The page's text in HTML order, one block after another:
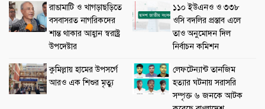
রাঙামাটি ও খাগড়াছড়িতে
বসবাসরত নাগরিকদের
শান্ত থাকার আহ্বান স্বরাষ্ট্র
উপদেষ্টার
১১০ ইউএনও ও ৩৩৮
ওসি বদলির প্রস্তাব এলে
তাও অনুমোদন দিল
নির্বাচন কমিশন
কুমিল্লায় হামের উপসর্গে
আরও এক শিশুর মৃত্যু
লেফটেন্যান্ট তানজিম
হত্যার ঘটনায় সরাসরি
সম্পৃক্ত ৬ জনকে আটক